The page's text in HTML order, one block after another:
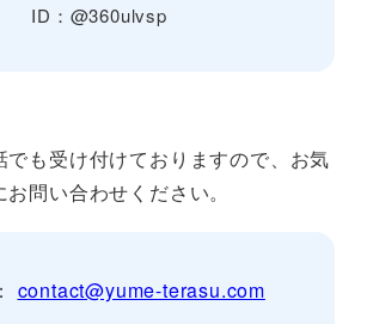
ID：@360ulvsp
でも受け付けておりますので、お気
お問い合わせください。
contact@yume-terasu.com